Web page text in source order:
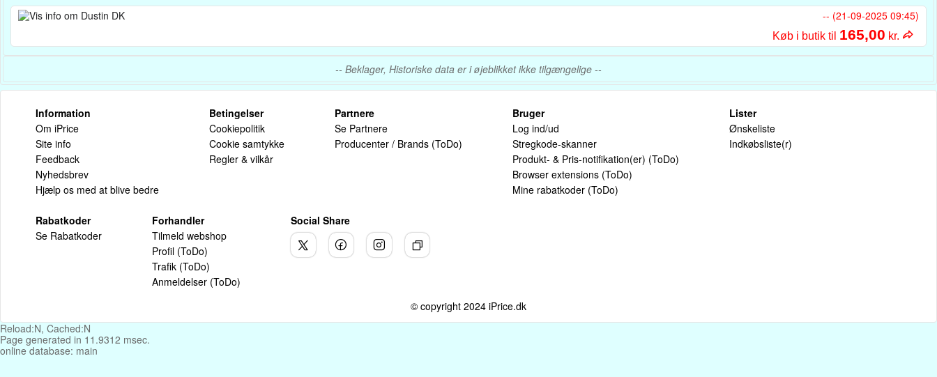
-- (21-09-2025 09:45)
Køb i butik til 165,00 kr.
-- Beklager, Historiske data er i øjeblikket ikke tilgængelige --
Information
Om iPrice
Site info
Feedback
Nyhedsbrev
Hjælp os med at blive bedre
Betingelser
Cookiepolitik
Cookie samtykke
Regler & vilkår
Partnere
Se Partnere
Producenter / Brands (ToDo)
Bruger
Log ind/ud
Stregkode-skanner
Produkt- & Pris-notifikation(er) (ToDo)
Browser extensions (ToDo)
Mine rabatkoder (ToDo)
Lister
Ønskeliste
Indkøbsliste(r)
Rabatkoder
Se Rabatkoder
Forhandler
Tilmeld webshop
Profil (ToDo)
Trafik (ToDo)
Anmeldelser (ToDo)
Social Share
© copyright 2024 iPrice.dk
Reload:N, Cached:N
Page generated in 11.9312 msec.
online database: main